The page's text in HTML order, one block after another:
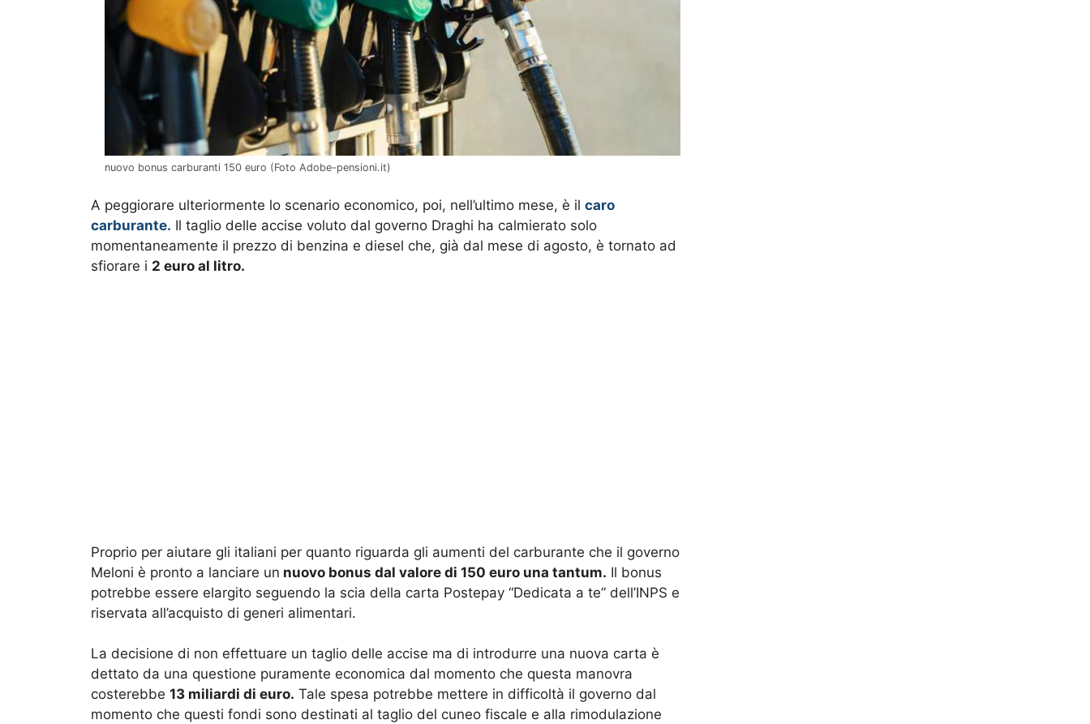
nuovo bonus carburanti 150 euro (Foto Adobe-pensioni.it)
A peggiorare ulteriormente lo scenario economico, poi, nell’ultimo mese, è il caro
carburante. Il taglio delle accise voluto dal governo Draghi ha calmierato solo
momentaneamente il prezzo di benzina e diesel che, già dal mese di agosto, è tornato ad
sfiorare i 2 euro al litro.
Proprio per aiutare gli italiani per quanto riguarda gli aumenti del carburante che il governo
Meloni è pronto a lanciare un nuovo bonus dal valore di 150 euro una tantum. Il bonus
potrebbe essere elargito seguendo la scia della carta Postepay “Dedicata a te” dell’INPS e
riservata all’acquisto di generi alimentari.
La decisione di non effettuare un taglio delle accise ma di introdurre una nuova carta è
dettato da una questione puramente economica dal momento che questa manovra
costerebbe 13 miliardi di euro. Tale spesa potrebbe mettere in difficoltà il governo dal
momento che questi fondi sono destinati al taglio del cuneo fiscale e alla rimodulazione